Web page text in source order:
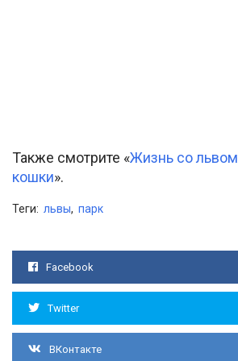
Также смотрите «Жизнь со львом
кошки».
Теги: львы, парк
Facebook
Twitter
ВКонтакте